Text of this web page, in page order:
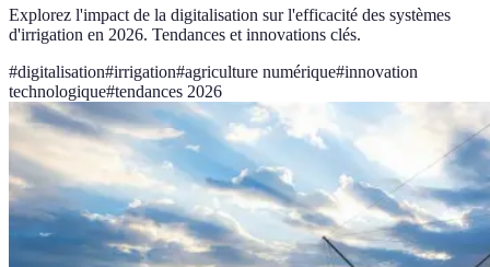
Explorez l'impact de la digitalisation sur l'efficacité des systèmes
d'irrigation en 2026. Tendances et innovations clés.
#digitalisation#irrigation#agriculture numérique#innovation
technologique#tendances 2026